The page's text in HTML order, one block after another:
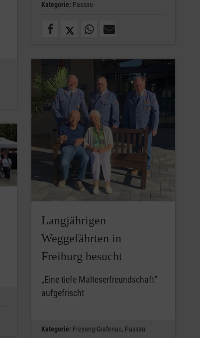
Kategorie: Passau
Langjährigen
Weggefährten in
Freiburg besucht
„Eine tiefe Malteserfreundschaft“
aufgefrischt
Kategorie: Freyung-Grafenau, Passau